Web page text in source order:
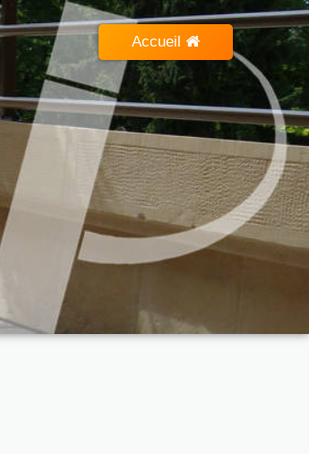
Accueil